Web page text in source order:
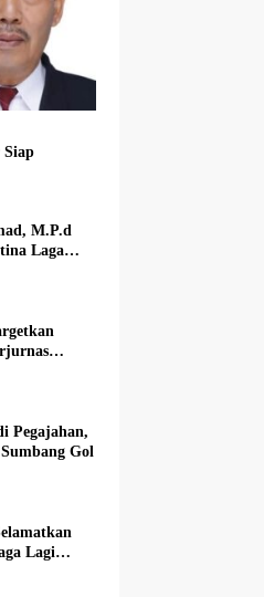
Siap
M.P.d
Laga
Pegajahan,
Gol
Lagi